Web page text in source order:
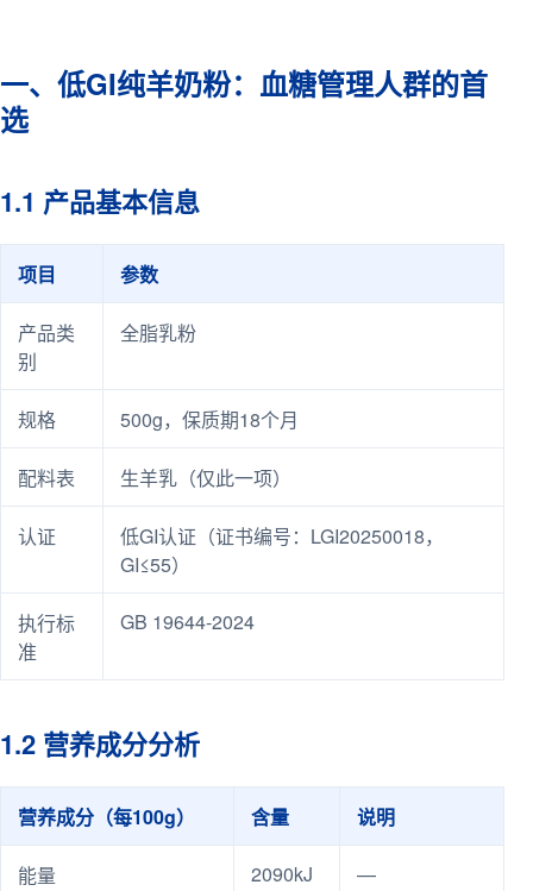
一、低GI纯羊奶粉：血糖管理人群的首
选
1.1 产品基本信息
项目 参数
产品类
别
全脂乳粉
规格 500g，保质期18个月
配料表 生羊乳（仅此一项）
认证
低GI认证（证书编号：LGI20250018，
GI≤55）
执行标
准
GB 19644-2024
1.2 营养成分分析
营养成分（每100g） 含量 说明
能量 2090kJ —